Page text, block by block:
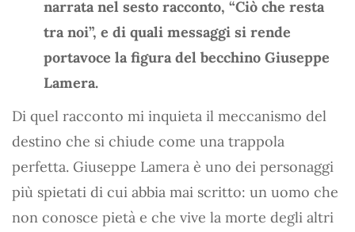
narrata nel sesto racconto, “Ciò che resta
tra noi”, e di quali messaggi si rende
portavoce la figura del becchino Giuseppe
Lamera.
Di quel racconto mi inquieta il meccanismo del
destino che si chiude come una trappola
perfetta. Giuseppe Lamera è uno dei personaggi
più spietati di cui abbia mai scritto: un uomo che
non conosce pietà e che vive la morte degli altri